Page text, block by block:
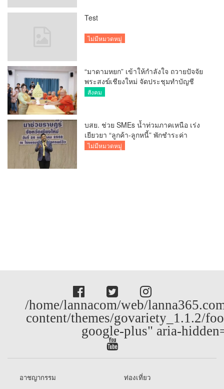
Test
ไม่มีหมวดหมู่
“มาดามหยก” เข้าให้กำลังใจ ถวายปัจจัย
พระสงฆ์เชียงใหม่ จัดประชุมทำบัญชี
รายรับรายจ่ายของวัด กว่า 300 รูป ที่วัด
สังคม
บสย. ช่วย SMEs น้ำท่วมภาคเหนือ เร่ง
เยียวยา “ลูกค้า-ลูกหนี้” พักชำระค่า
ธรรมเนียม-ค่างวด
ไม่มีหมวดหมู่
/home/lannacom/web/
content/themes/govariety_1.1.2/
google-plus" aria-
อาชญากรรม
ท่องเที่ยว